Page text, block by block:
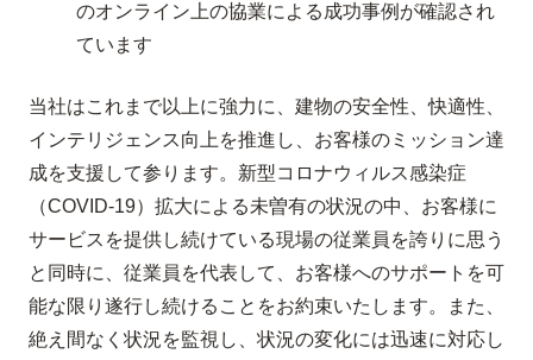
のオンライン上の協業による成功事例が確認され
ています
当社はこれまで以上に強力に、建物の安全性、快適性、
インテリジェンス向上を推進し、お客様のミッション達
成を支援して参ります。新型コロナウィルス感染症
（COVID-19）拡大による未曽有の状況の中、お客様に
サービスを提供し続けている現場の従業員を誇りに思う
と同時に、従業員を代表して、お客様へのサポートを可
能な限り遂行し続けることをお約束いたします。また、
絶え間なく状況を監視し、状況の変化には迅速に対応し